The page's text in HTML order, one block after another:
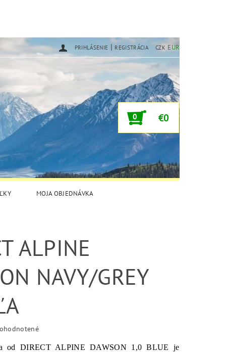
CZK EUR
PRIHLÁSENIE | REGISTRÁCIA
0 €0
MOJA OBJEDNÁVKA
ALPINE
NAVY/GREY
od DIRECT ALPINE DAWSON 1,0 BLUE je